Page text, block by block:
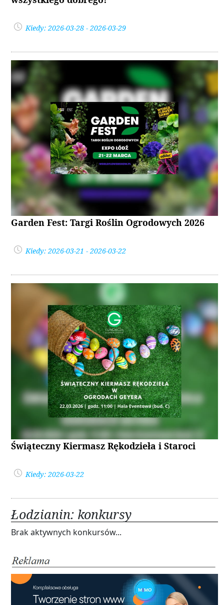
Kiedy: 2026-03-28 - 2026-03-29
Garden Fest: Targi Roślin Ogrodowych 2026
Kiedy: 2026-03-21 - 2026-03-22
Świąteczny Kiermasz Rękodzieła i Staroci
Kiedy: 2026-03-22
Łodzianin: konkursy
Brak aktywnych konkursów...